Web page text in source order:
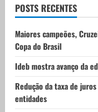
t
i
o
n
POSTS RECENTES
Maiores campeões,
Copa do Brasil
Ideb mostra avanço da
Redução da taxa de
entidades